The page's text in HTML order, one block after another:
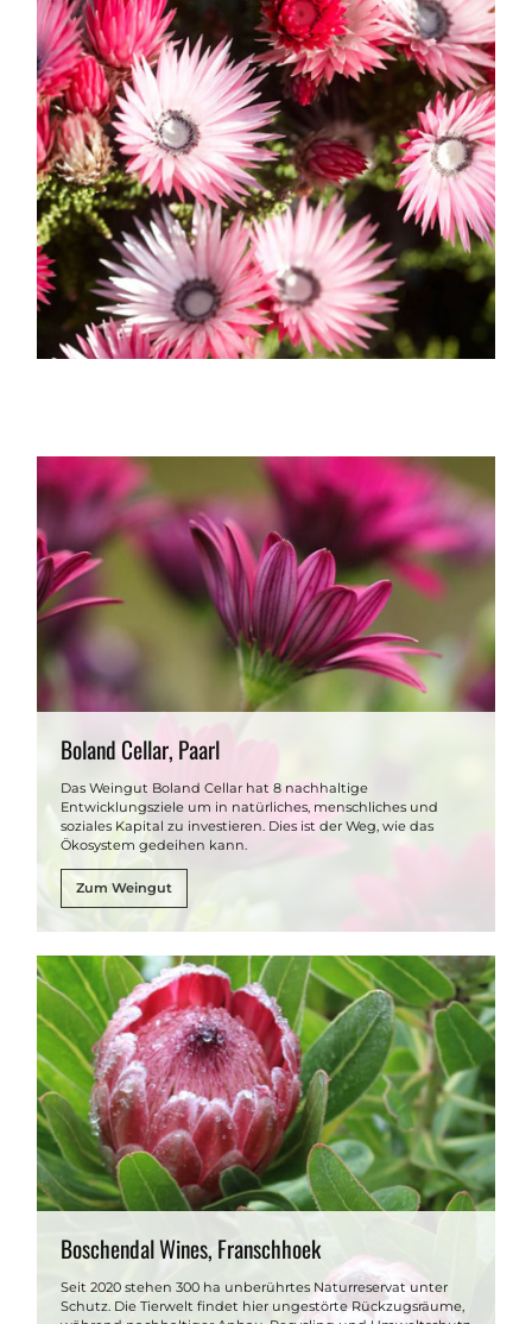
Boland Cellar, Paarl
Das Weingut Boland Cellar hat 8 nachhaltige
Entwicklungsziele um in natürliches, menschliches und
soziales Kapital zu investieren. Dies ist der Weg, wie das
Ökosystem gedeihen kann.
Zum Weingut
Boschendal Wines, Franschhoek
Seit 2020 stehen 300 ha unberührtes Naturreservat unter
Schutz. Die Tierwelt findet hier ungestörte Rückzugsräume,